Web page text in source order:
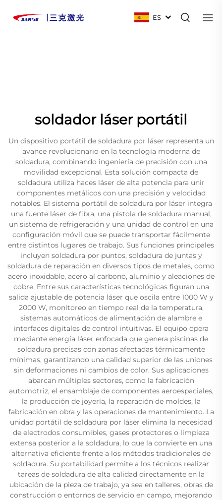
ES
soldador láser portátil
Un dispositivo portátil de soldadura por láser representa un
avance revolucionario en la tecnología moderna de
soldadura, combinando ingeniería de precisión con una
movilidad excepcional. Esta solución compacta de
soldadura utiliza haces láser de alta potencia para unir
componentes metálicos con una precisión y velocidad
notables. El sistema portátil de soldadura por láser integra
una fuente láser de fibra, una pistola de soldadura manual,
un sistema de refrigeración y una unidad de control en una
configuración móvil que se puede transportar fácilmente
entre distintos lugares de trabajo. Sus funciones principales
incluyen soldadura por puntos, soldadura de juntas y
soldadura de reparación en diversos tipos de metales, como
acero inoxidable, acero al carbono, aluminio y aleaciones de
cobre. Entre sus características tecnológicas figuran una
salida ajustable de potencia láser que oscila entre 1000 W y
2000 W, monitoreo en tiempo real de la temperatura,
sistemas automáticos de alimentación de alambre e
interfaces digitales de control intuitivas. El equipo opera
mediante energía láser enfocada que genera piscinas de
soldadura precisas con zonas afectadas térmicamente
mínimas, garantizando una calidad superior de las uniones
sin deformaciones ni cambios de color. Sus aplicaciones
abarcan múltiples sectores, como la fabricación
automotriz, el ensamblaje de componentes aeroespaciales,
la producción de joyería, la reparación de moldes, la
fabricación en obra y las operaciones de mantenimiento. La
unidad portátil de soldadura por láser elimina la necesidad
de electrodos consumibles, gases protectores o limpieza
extensa posterior a la soldadura, lo que la convierte en una
alternativa eficiente frente a los métodos tradicionales de
soldadura. Su portabilidad permite a los técnicos realizar
tareas de soldadura de alta calidad directamente en la
ubicación de la pieza de trabajo, ya sea en talleres, obras de
construcción o entornos de servicio en campo, mejorando